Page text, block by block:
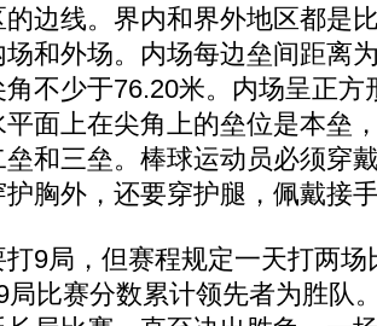
的边线。界内和界外地区都是
和外场。内场每边垒间距离
不少于76.20米。内场呈正方
面上在尖角上的垒位是本垒
和三垒。棒球运动员必须穿
护胸外，还要穿护腿，佩戴接
局，但赛程规定一天打两场
局比赛分数累计领先者为胜队